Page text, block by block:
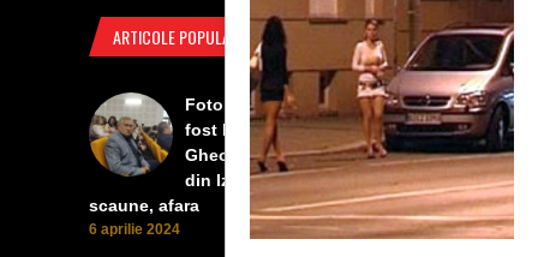
ARTICOLE POPULARE
Foto Izbiceni - Lumea buna a
fost la concertul lui Tudor
Gheorghe. Lumea prea buna
din Izbiceni a avut un ecran si
scaune, afara
6 aprilie 2024